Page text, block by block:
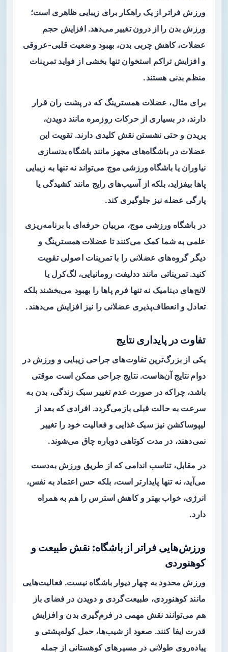
ورزش فراتر از یک راهکار برای زیبایی ظاهری است؛
ورزش بدن را از درون تغییر می‌دهد. افزایش حجم
عضلات، کاهش چربی بدن، بهبود وضعیت قلبی-عروقی
و افزایش تراکم استخوان تنها بخشی از فواید تمرینات
منظم بدنی هستند.
برای مثال، عضلات همسترینگ که در پشت ران قرار
دارند، در بسیاری از حرکات روزمره مانند دویدن،
پریدن و حتی نشستن نقش کلیدی دارند. تقویت این
عضلات در باشگاه‌های مجهز مانند باشگاه بدنسازی
نیاوران یا باشگاه ورزشی موج می‌تواند نه تنها به زیبایی
پاها بیفزاید، بلکه از آسیب‌های رایج مانند کشیدگی یا
پارگی عضله نیز جلوگیری کند.
در باشگاه ورزشی موج، مربیان حرفه‌ای با برنامه‌ریزی
علمی به شما کمک می‌کنند تا عضلات همسترینگ و
دیگر گروه‌های عضلانی را با تمرینات اصولی تقویت
کنید. تمریناتی مانند ددلیفت رومانیایی، لگ‌کرل یا
لانج‌های دینامیک نه تنها فرم پاها را بهبود می‌بخشند بلکه
تعادل و انعطاف‌پذیری عضلانی را نیز افزایش می‌دهند.
تفاوت در پایداری نتایج
یکی از بزرگ‌ترین تفاوت‌های جراحی زیبایی و ورزش در
دوام نتایج آن‌هاست. نتایج جراحی ممکن است موقتی
باشد، چراکه در صورت عدم تغییر سبک زندگی، بدن به
سرعت به حالت قبلی بازمی‌گردد. افرادی که بعد از
لیپوساکشن نیز سبک غذایی و فعالیت خود را تغییر
نمی‌دهند، در مدت کوتاهی دوباره چاق می‌شوند.
در مقابل، تناسب اندامی که از طریق ورزش به‌دست
می‌آید، نه تنها پایدارتر است، بلکه حس اعتماد به نفس،
انرژی، خواب بهتر و کاهش استرس را هم به همراه
دارد.
ورزش‌هایی فراتر از باشگاه: نقش طبیعت و
کوهنوردی
ورزش محدود به چهار دیوار باشگاه نیست. فعالیت‌هایی
مانندکوهنوردی، طبیعت‌گردی و دویدن در فضای باز
هم می‌توانند نقش مهمی در فرم‌گیری بدن و افزایش
قدرت ایفا کنند. صعود از شیب‌ها، حمل کوله‌پشتی و
پیاده‌روی طولانی در مسیرهای کوهستانی از جمله